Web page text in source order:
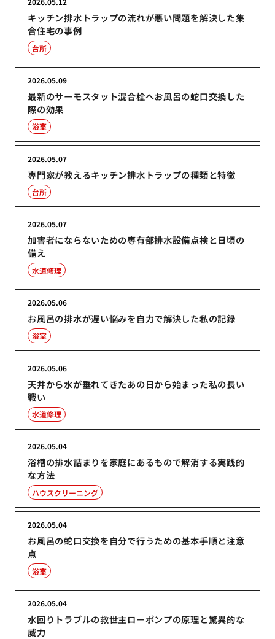
キッチン排水トラップの流れが悪い問題を解決した集
合住宅の事例
台所
最新のサーモスタット混合栓へお風呂の蛇口交換した
際の効果
2026.05.09
浴室
専門家が教えるキッチン排水トラップの種類と特徴
2026.05.07
台所
加害者にならないための専有部排水設備点検と日頃の
備え
2026.05.07
水道修理
お風呂の排水が遅い悩みを自力で解決した私の記録
2026.05.06
浴室
天井から水が垂れてきたあの日から始まった私の長い
戦い
2026.05.06
水道修理
浴槽の排水詰まりを家庭にあるもので解消する実践的
な方法
2026.05.04
ハウスクリーニング
お風呂の蛇口交換を自分で行うための基本手順と注意
点
2026.05.04
浴室
水回りトラブルの救世主ローポンプの原理と驚異的な
威力
2026.05.04